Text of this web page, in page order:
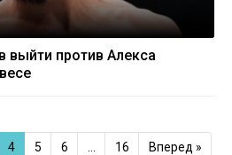
выйти против Алекса
4 5 6 16 Вперед »